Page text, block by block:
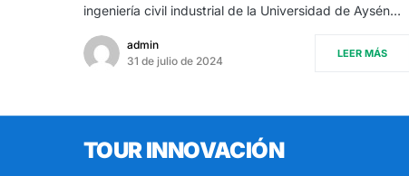
ingeniería civil industrial de la Universidad de Aysén…
admin
31 de julio de 2024
LEER MÁS
TOUR INNOVACIÓN